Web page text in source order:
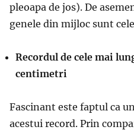
pleoapa de jos). De
genele din mijloc sunt
Recordul de cele mai
centimetri
Fascinant este faptul ca
acestui record. Prin